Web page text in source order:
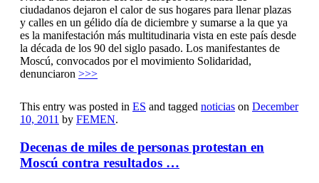
ciudadanos dejaron el calor de sus hogares para llenar plazas
y calles en un gélido día de diciembre y sumarse a la que ya
es la manifestación más multitudinaria vista en este país desde
la década de los 90 del siglo pasado. Los manifestantes de
Moscú, convocados por el movimiento Solidaridad,
denunciaron >>>
This entry was posted in ES and tagged noticias on December
10, 2011 by FEMEN.
Decenas de miles de personas protestan en
Moscú contra resultados …